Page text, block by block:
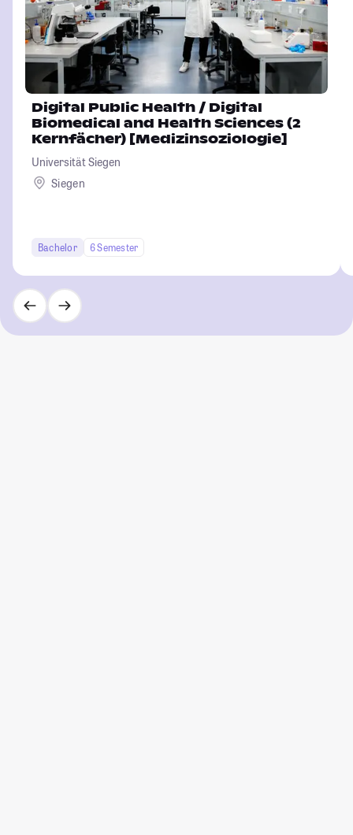
Digital Public Health / Digital
Biomedical and Health Sciences (2
Kernfächer) [Medizinsoziologie]
Universität Siegen
Siegen
Bachelor 6 Semester